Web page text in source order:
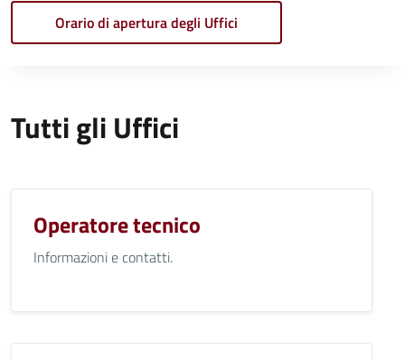
Orario di apertura degli Uffici
Tutti gli Uffici
Operatore tecnico
Informazioni e contatti.